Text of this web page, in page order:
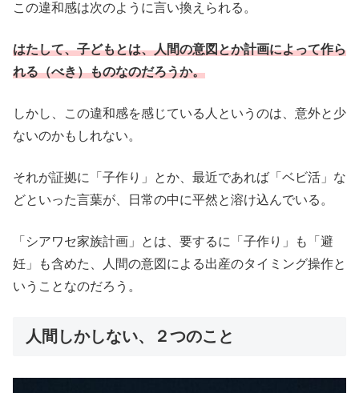
この違和感は次のように言い換えられる。
はたして、子どもとは、人間の意図とか計画によって作ら
れる（べき）ものなのだろうか。
しかし、この違和感を感じている人というのは、意外と少
ないのかもしれない。
それが証拠に「子作り」とか、最近であれば「ベビ活」な
どといった言葉が、日常の中に平然と溶け込んでいる。
「シアワセ家族計画」とは、要するに「子作り」も「避
妊」も含めた、人間の意図による出産のタイミング操作と
いうことなのだろう。
人間しかしない、２つのこと